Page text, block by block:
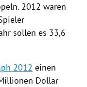
2012 waren
sollen es 33,6
2012 einen
Dollar